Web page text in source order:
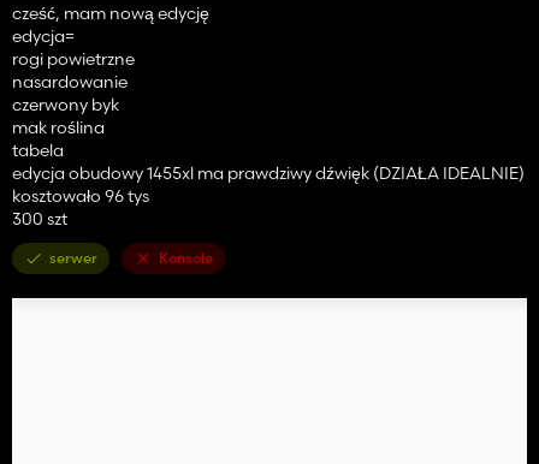
cześć, mam nową edycję
edycja=
rogi powietrzne
nasardowanie
czerwony byk
mak roślina
tabela
edycja obudowy 1455xl ma prawdziwy dźwięk (DZIAŁA IDEALNIE)
kosztowało 96 tys
300 szt
serwer Konsole